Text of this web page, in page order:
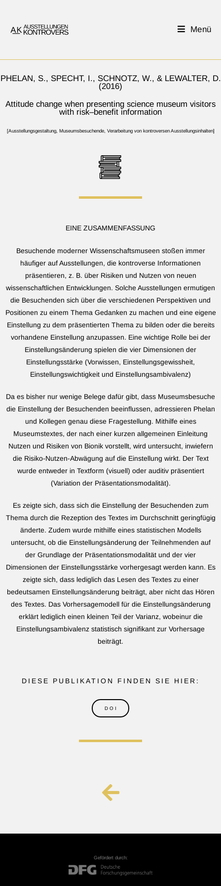
Menü
PHELAN, S., SPECHT, I., SCHNOTZ, W., & LEWALTER, D.
(2016)
Attitude change when presenting science museum visitors
with risk–benefit information
[Ausstellungsgestaltung, Museumsbesuchende, Verarbeitung von kontroversen Ausstellungsinhalten]
EINE ZUSAMMENFASSUNG
Besuchende moderner Wissenschaftsmuseen stoßen immer
häufiger auf Ausstellungen, die kontroverse Informationen
präsentieren, z. B. über Risiken und Nutzen von neuen
wissenschaftlichen Entwicklungen. Solche Ausstellungen ermutigen
die Besuchenden sich über die verschiedenen Perspektiven und
Positionen zu einem Thema Gedanken zu machen und eine eigene
Einstellung zu dem präsentierten Thema zu bilden oder die bereits
vorhandene Einstellung anzupassen. Eine wichtige Rolle bei der
Einstellungsänderung spielen die vier Dimensionen der
Einstellungsstärke (Vorwissen, Einstellungsgewissheit,
Einstellungswichtigkeit und Einstellungsambivalenz)
Da es bisher nur wenige Belege dafür gibt, dass Museumsbesuche
die Einstellung der Besuchenden beeinflussen, adressieren Phelan
und Kollegen genau diese Fragestellung. Mithilfe eines
Museumstextes, der nach einer kurzen allgemeinen Einleitung
Nutzen und Risiken von Bionik vorstellt, wird untersucht, inwiefern
die Risiko-Nutzen-Abwägung auf die Einstellung wirkt. Der Text
wurde entweder in Textform (visuell) oder auditiv präsentiert
(Variation der Präsentationsmodalität).
Es zeigte sich, dass sich die Einstellung der Besuchenden zum
Thema durch die Rezeption des Textes im Durchschnitt geringfügig
änderte. Zudem wurde mithilfe eines statistischen Modells
untersucht, ob die Einstellungsänderung der Teilnehmenden auf
der Grundlage der Präsentationsmodalität und der vier
Dimensionen der Einstellungsstärke vorhergesagt werden kann. Es
zeigte sich, dass lediglich das Lesen des Textes zu einer
bedeutsamen Einstellungsänderung beiträgt, aber nicht das Hören
des Textes. Das Vorhersagemodell für die Einstellungsänderung
erklärt lediglich einen kleinen Teil der Varianz, wobeinur die
Einstellungsambivalenz statistisch signifikant zur Vorhersage
beiträgt.
DIESE PUBLIKATION FINDEN SIE HIER:​
D O I
Gefördert durch: